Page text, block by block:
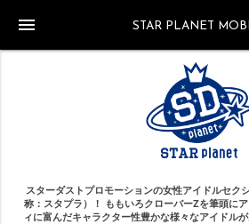
STAR PLANET
menu
スターダストプロモーションの女性アイドルセク
称：スタプラ）！
ももいろクローバーZを筆頭に
ィに富んだキャラクター性豊かな様々なアイドル